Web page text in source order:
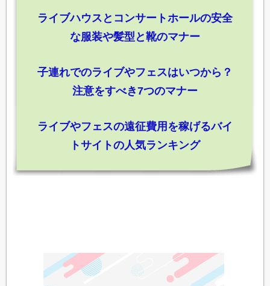
ライブハウスとコンサートホールの安全
な服装や髪型と靴のマナー
子連れでのライブやフェスはいつから？
注意をすべき7つのマナー
ライブやフェスの遠征費用を稼げるバイ
トサイトの人気ランキング